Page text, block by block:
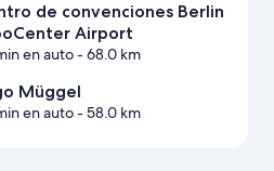
de convenciones Berlin
Airport
en auto- 68.0 km
Müggel
en auto- 58.0 km